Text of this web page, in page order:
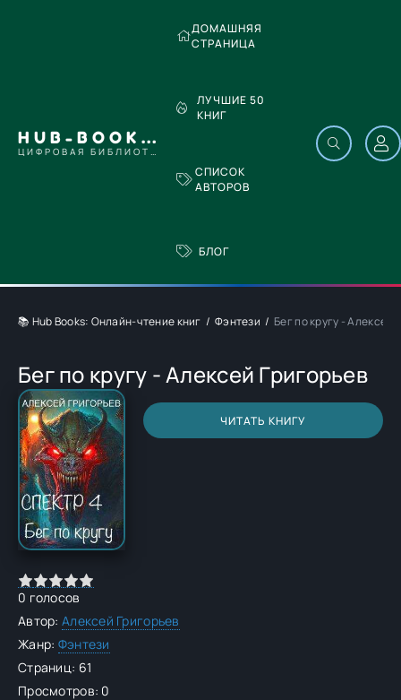
HUB-BOOKS.COM
ЦИФРОВАЯ БИБЛИОТЕКА
ДОМАШНЯЯ
СТРАНИЦА
ЛУЧШИЕ 50
КНИГ
СПИСОК
АВТОРОВ
БЛОГ
📚 Hub Books: Онлайн-чтение книг Фэнтези Бег по кругу - Алексей
Бег по кругу - Алексей Григорьев
ЧИТАТЬ КНИГУ
0 голосов
Автор: Алексей Григорьев
Жанр: Фэнтези
Страниц: 61
Просмотров: 0